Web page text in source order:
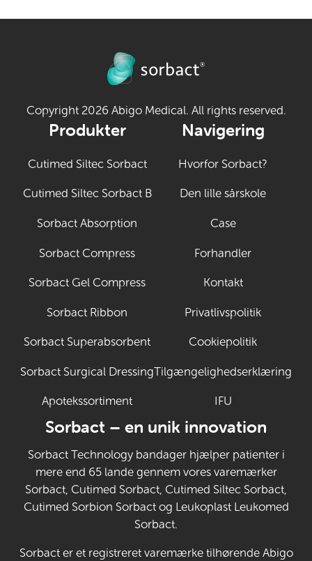
Copyright 2026 Abigo Medical. All rights reserved.
Produkter
Cutimed Siltec Sorbact
Cutimed Siltec Sorbact B
Sorbact Absorption
Sorbact Compress
Sorbact Gel Compress
Sorbact Ribbon
Sorbact Superabsorbent
Sorbact Surgical Dressing
Apotekssortiment
Navigering
Hvorfor Sorbact?
Den lille sårskole
Case
Forhandler
Kontakt
Privatlivspolitik
Cookiepolitik
Tilgængelighedserklæring
IFU
Sorbact – en unik innovation
Sorbact Technology bandager hjælper patienter i
mere end 65 lande gennem vores varemærker
Sorbact, Cutimed Sorbact, Cutimed Siltec Sorbact,
Cutimed Sorbion Sorbact og Leukoplast Leukomed
Sorbact.
Sorbact er et registreret varemærke tilhørende Abigo